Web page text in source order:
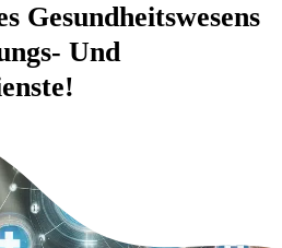
Gesundheitswesens
Und